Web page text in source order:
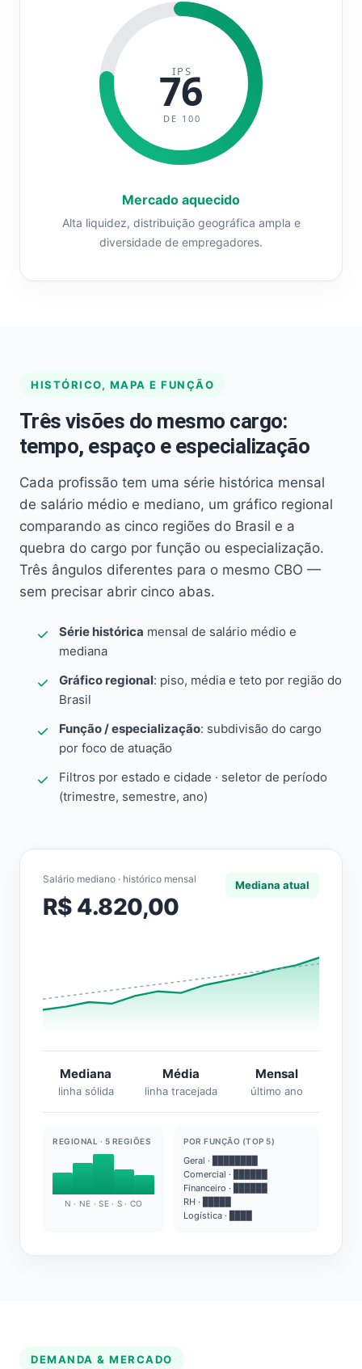
IPS
76
DE 100
Mercado aquecido
Alta liquidez, distribuição geográfica ampla e
diversidade de empregadores.
HISTÓRICO, MAPA E FUNÇÃO
Três visões do mesmo cargo:
tempo, espaço e especialização
Cada profissão tem uma série histórica mensal
de salário médio e mediano, um gráfico regional
comparando as cinco regiões do Brasil e a
quebra do cargo por função ou especialização.
Três ângulos diferentes para o mesmo CBO —
sem precisar abrir cinco abas.
Série histórica mensal de salário médio e
mediana
Gráfico regional: piso, média e teto por região do
Brasil
Função / especialização: subdivisão do cargo
por foco de atuação
Filtros por estado e cidade · seletor de período
(trimestre, semestre, ano)
Salário mediano · histórico mensal
R$ 4.820,00
Mediana atual
Mediana
linha sólida
Média
linha tracejada
Mensal
último ano
REGIONAL · 5 REGIÕES
N · NE · SE · S · CO
POR FUNÇÃO (TOP 5)
Geral · ████████
Comercial · ██████
Financeiro · ██████
RH · █████
Logística · ████
DEMANDA & MERCADO